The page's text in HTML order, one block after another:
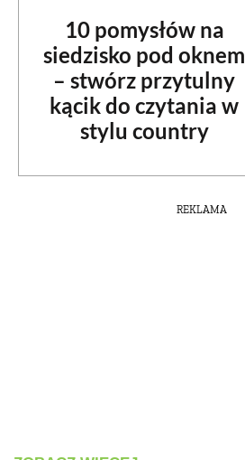
10 pomysłów na
siedzisko pod oknem
– stwórz przytulny
kącik do czytania w
stylu country
REKLAMA